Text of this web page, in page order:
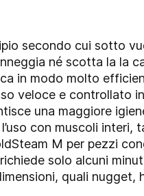
secondo cui sotto
né scotta la la
in modo molto
veloce e controllato
una maggiore
con muscoli interi,
M per pezzi
solo alcuni
quali